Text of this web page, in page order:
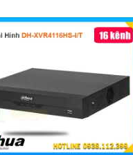
minh AcuPick, SMD Plus,
và IVS, hỗ trợ phát hiện và
khuôn mặt, tối ưu giám sát